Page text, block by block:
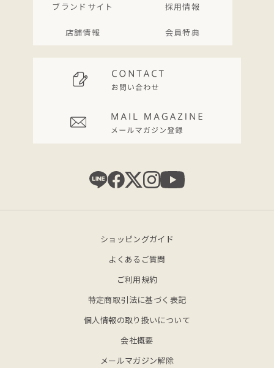
ブランドサイト 採用情報
店舗情報 会員特典
ショッピングガイド
よくあるご質問
ご利用規約
特定商取引法に基づく表記
個人情報の取り扱いについて
会社概要
メールマガジン解除